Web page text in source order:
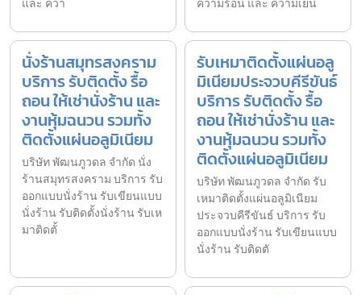
และ ควา
ความร้อน และ ความเย็น
นั่งร้านสมุทรสงคราม
บริการ รับติดตั้ง รื้อ
ถอน ให้เช่านั่งร้าน และ
งานหุ้มฉนวน รวมทั้ง
ติดตั้งแผ่นอลูมิเนียม
บริษัท พัฒนภูวดล จำกัด นั่ง
ร้านสมุทรสงคราม บริการ รับ
ออกแบบนั่งร้าน รับเขียนแบบ
นั่งร้าน รับติดตั้งนั่งร้าน รับเห
มาติดตั้
รับเหมาติดตั้งแผ่นอลู
มิเนียมประจวบคีรีขันธ์
บริการ รับติดตั้ง รื้อ
ถอน ให้เช่านั่งร้าน และ
งานหุ้มฉนวน รวมทั้ง
ติดตั้งแผ่นอลูมิเนียม
บริษัท พัฒนภูวดล จำกัด รับ
เหมาติดตั้งแผ่นอลูมิเนียม
ประจวบคีรีขันธ์ บริการ รับ
ออกแบบนั่งร้าน รับเขียนแบบ
นั่งร้าน รับติดตั